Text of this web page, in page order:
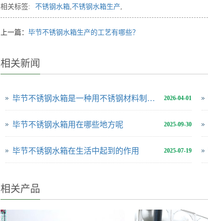
相关标签: 不锈钢水箱,不锈钢水箱生产,
上一篇： 毕节不锈钢水箱生产的工艺有哪些？
相关新闻
2026-04-01
毕节不锈钢水箱是一种用不锈钢材料制成的用于储存和供应水源的设备
2025-09-30
毕节不锈钢水箱用在哪些地方呢
2025-07-19
毕节不锈钢水箱在生活中起到的作用
相关产品